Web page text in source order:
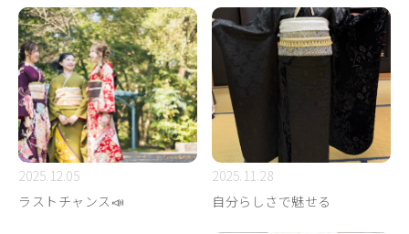
2025.12.05
ラストチャンス📣
2025.11.28
自分らしさで魅せる